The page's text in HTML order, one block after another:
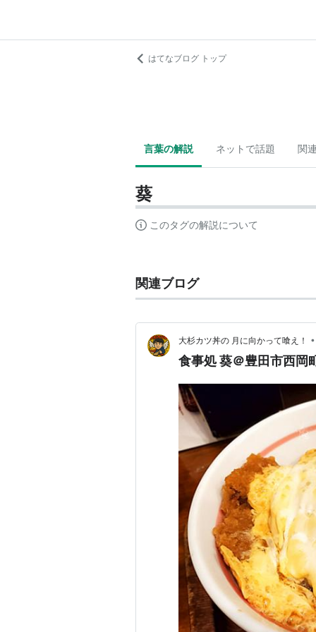
はてなブログ トップ
言葉の解説 ネットで話題 関
葵
このタグの解説について
関連ブログ
大杉カツ丼の 月に向かって喰え！ •
食事処 葵＠豊田市西岡